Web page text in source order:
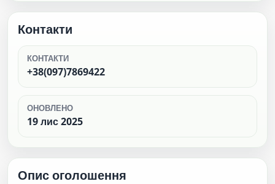
Контакти
КОНТАКТИ
+38(097)7869422
ОНОВЛЕНО
19 лис 2025
Опис оголошення